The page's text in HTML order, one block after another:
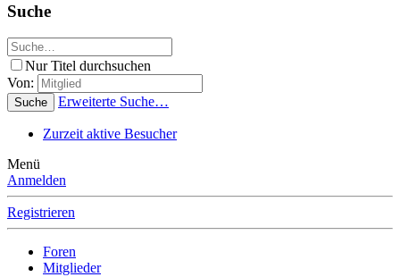
Suche
Nur Titel durchsuchen
Von:
Suche Erweiterte Suche…
Zurzeit aktive Besucher
Menü
Anmelden
Registrieren
Foren
Mitglieder